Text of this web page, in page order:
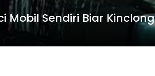
Mobil Sendiri Biar Kinclong